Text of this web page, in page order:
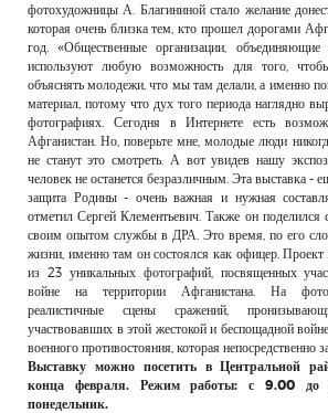
фотохудожницы А. Благининой стало желание
которая очень близка тем, кто прошел дорогами
год. «Общественные организации, объединяющие
используют любую возможность для того,
объяснять молодежи, что мы там делали, а именно
материал, потому что дух того периода наглядно
фотографиях. Сегодня в Интернете есть
Афганистан. Но, поверьте мне, молодые люди
не станут это смотреть. А вот увидев нашу
человек не останется безразличным. Эта выставка -
защита Родины - очень важная и нужная
отметил Сергей Клементьевич. Также он поделился
своим опытом службы в ДРА. Это время, по его
жизни, именно там он состоялся как офицер. Проект
из 23 уникальных фотографий, посвященных
войне на территории Афганистана. На
реалистичные сцены сражений,
участвовавших в этой жестокой и беспощадной
военного противостояния, которая непосредственно
Выставку можно посетить в Центральной
конца февраля. Режим работы: с 9.00
понедельник.